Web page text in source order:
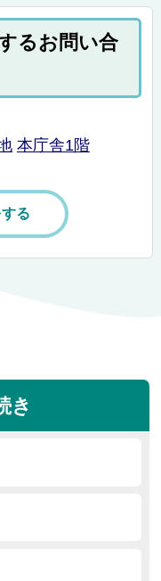
るお問い合
本庁舎1階
る
き